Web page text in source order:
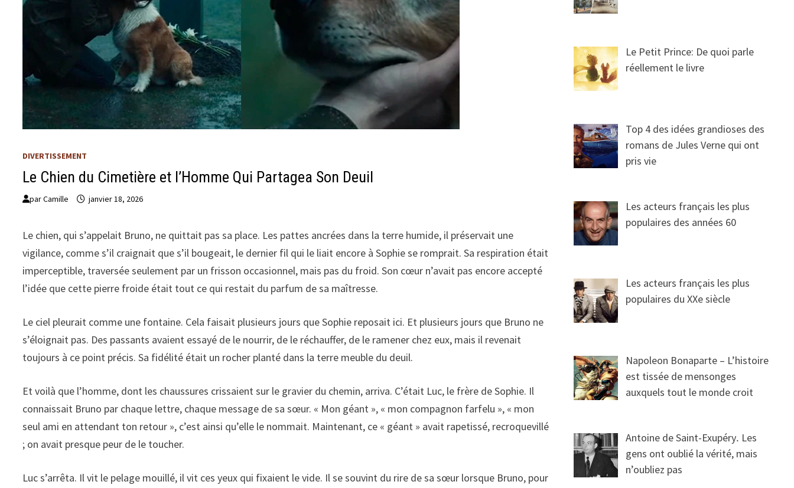
DIVERTISSEMENT
Le Chien du Cimetière et l’Homme Qui Partagea Son Deuil
parCamille janvier 18, 2026
Le chien, qui s’appelait Bruno, ne quittait pas sa place. Les pattes ancrées dans la terre humide, il préservait une
vigilance, comme s’il craignait que s’il bougeait, le dernier fil qui le liait encore à Sophie se romprait. Sa respiration était
imperceptible, traversée seulement par un frisson occasionnel, mais pas du froid. Son cœur n’avait pas encore accepté
l’idée que cette pierre froide était tout ce qui restait du parfum de sa maîtresse.
Le ciel pleurait comme une fontaine. Cela faisait plusieurs jours que Sophie reposait ici. Et plusieurs jours que Bruno ne
s’éloignait pas. Des passants avaient essayé de le nourrir, de le réchauffer, de le ramener chez eux, mais il revenait
toujours à ce point précis. Sa fidélité était un rocher planté dans la terre meuble du deuil.
Et voilà que l’homme, dont les chaussures crissaient sur le gravier du chemin, arriva. C’était Luc, le frère de Sophie. Il
connaissait Bruno par chaque lettre, chaque message de sa sœur. « Mon géant », « mon compagnon farfelu », « mon
seul ami en attendant ton retour », c’est ainsi qu’elle le nommait. Maintenant, ce « géant » avait rapetissé, recroquevillé
; on avait presque peur de le toucher.
Luc s’arrêta. Il vit le pelage mouillé, il vit ces yeux qui fixaient le vide. Il se souvint du rire de sa sœur lorsque Bruno, pour
Le Petit Prince: De quoi parle
réellement le livre
Top 4 des idées grandioses des
romans de Jules Verne qui ont
pris vie
Les acteurs français les plus
populaires des années 60
Les acteurs français les plus
populaires du XXe siècle
Napoleon Bonaparte – L’histoire
est tissée de mensonges
auxquels tout le monde croit
Antoine de Saint-Exupéry․ Les
gens ont oublié la vérité, mais
n’oubliez pas